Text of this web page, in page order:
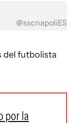
@sscnapoliES
del futbolista
por la